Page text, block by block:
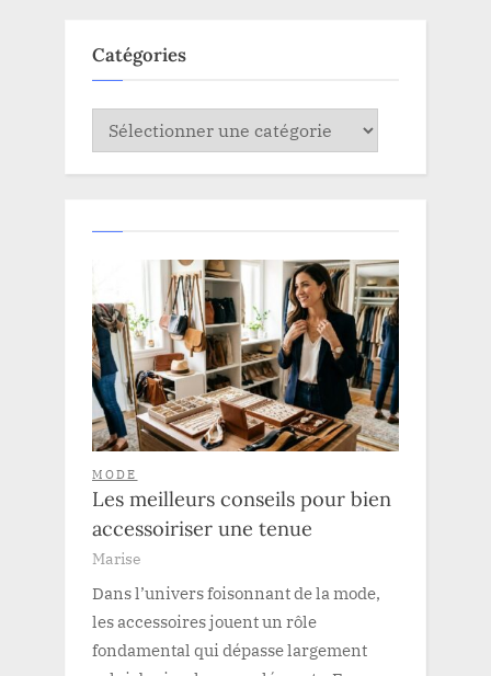
Catégories
Catégories
MODE
Les meilleurs conseils pour bien
accessoiriser une tenue
Marise
Dans l’univers foisonnant de la mode,
les accessoires jouent un rôle
fondamental qui dépasse largement